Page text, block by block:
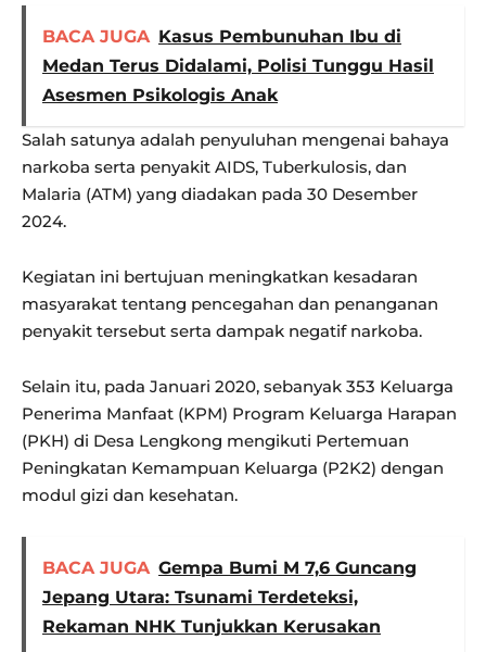
BACA JUGA Kasus Pembunuhan Ibu di
Medan Terus Didalami, Polisi Tunggu Hasil
Asesmen Psikologis Anak
Salah satunya adalah penyuluhan mengenai bahaya
narkoba serta penyakit AIDS, Tuberkulosis, dan
Malaria (ATM) yang diadakan pada 30 Desember
2024.
Kegiatan ini bertujuan meningkatkan kesadaran
masyarakat tentang pencegahan dan penanganan
penyakit tersebut serta dampak negatif narkoba.
Selain itu, pada Januari 2020, sebanyak 353 Keluarga
Penerima Manfaat (KPM) Program Keluarga Harapan
(PKH) di Desa Lengkong mengikuti Pertemuan
Peningkatan Kemampuan Keluarga (P2K2) dengan
modul gizi dan kesehatan.
BACA JUGA Gempa Bumi M 7,6 Guncang
Jepang Utara: Tsunami Terdeteksi,
Rekaman NHK Tunjukkan Kerusakan